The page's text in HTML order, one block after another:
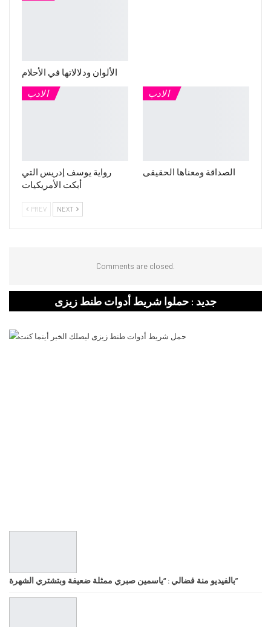
الألوان ودلالاتها في الأحلام
الادب
رواية يوسف إدريس التي
أبكت الأمريكيات
الادب
الصداقة ومعناها الحقيقى
PREV NEXT
Comments are closed.
جديد : حملوا شريط أدوات طنط زيزى
بالفيديو منة فضالي : “ياسمين صبري ممثلة ضعيفة وبتشتري الشهرة”